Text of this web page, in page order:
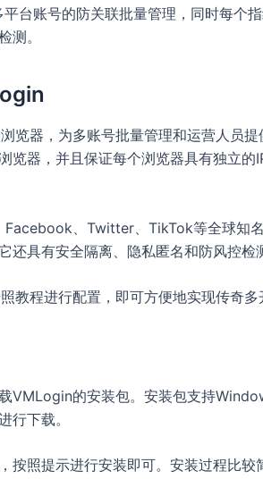
台账号的防关联批量管理，同时每个
测。
览器，为多账号批量管理和运营人员
览器，并且保证每个浏览器具有独立的
、Twitter、TikTok等全球知
还具有安全隔离、隐私匿名和防风控检
教程进行配置，即可方便地实现传奇多
VMLogin的安装包。安装包支持
行下载。
按照提示进行安装即可。安装过程比较